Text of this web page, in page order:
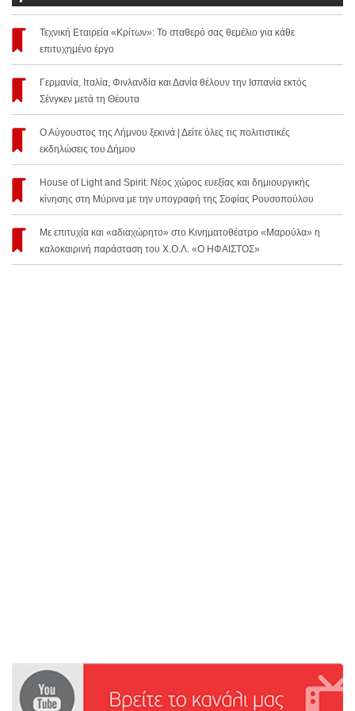
Τεχνική Εταιρεία «Κρίτων»: Το σταθερό σας θεμέλιο για κάθε
επιτυχημένο έργο
Γερμανία, Ιταλία, Φινλανδία και Δανία θέλουν την Ισπανία εκτός
Σένγκεν μετά τη Θέουτα
Ο Αύγουστος της Λήμνου ξεκινά | Δείτε όλες τις πολιτιστικές
εκδηλώσεις του Δήμου
House of Light and Spirit: Νέος χώρος ευεξίας και δημιουργικής
κίνησης στη Μύρινα με την υπογραφή της Σοφίας Ρουσοπούλου
Με επιτυχία και «αδιαχώρητο» στο Κινηματοθέατρο «Μαρούλα» η
καλοκαιρινή παράσταση του Χ.Ο.Λ. «Ο ΗΦΑΙΣΤΟΣ»